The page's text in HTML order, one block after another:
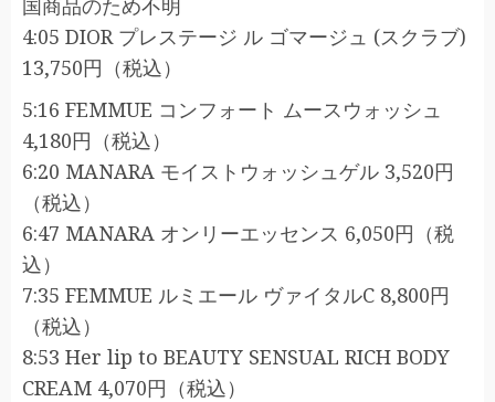
国商品のため不明
4:05 DIOR プレステージ ル ゴマージュ (スクラブ)
13,750円（税込）
5:16 FEMMUE コンフォート ムースウォッシュ
4,180円（税込）
6:20 MANARA モイストウォッシュゲル 3,520円
（税込）
6:47 MANARA オンリーエッセンス 6,050円（税
込）
7:35 FEMMUE ルミエール ヴァイタルC 8,800円
（税込）
8:53 Her lip to BEAUTY SENSUAL RICH BODY
CREAM 4,070円（税込）